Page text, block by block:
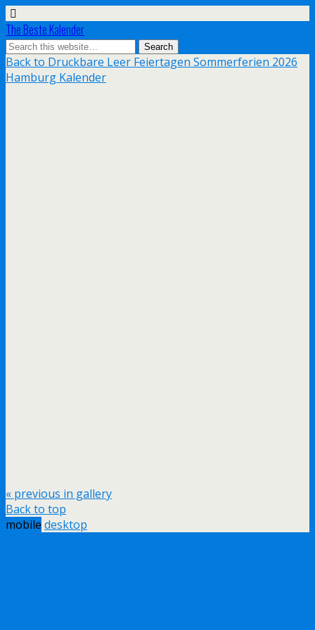
The Beste Kalender
Back to Druckbare Leer Feiertagen Sommerferien 2026
Hamburg Kalender
« previous in gallery
Back to top
mobile desktop